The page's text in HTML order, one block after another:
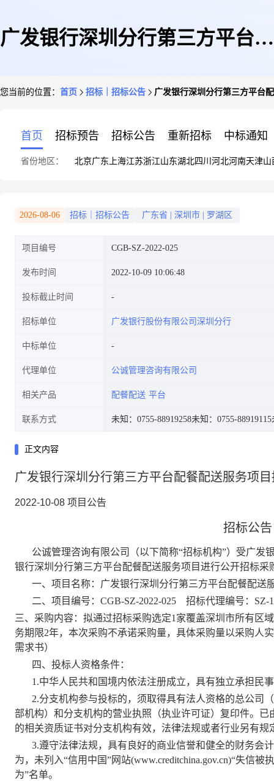
广发银行深圳分行第三方平台配
您当前的位置： 首页 招标｜招标公告 广发银行深圳分行第三方平台
首页 招标预告 招标公告 重新招标 中标通知
省份地区： 北京广东 上海江苏浙江山东湖北四川 河北河南天津山
2026-08-06 招标｜招标公告 广东省 深圳市 罗湖区
项目编号 CGB-SZ-2022-025
发布时间 2022-10-09 10:06:48
投标截止时间
招标单位 广发银行股份有限公司深圳分行
中标单位
代理单位 公诚管理咨询有限公司
相关产品 配餐配送 平台
联系方式 未知：0755-88919258未知：0755-88919115
正文内容
广发银行深圳分行第三方平台配餐配送服务项
2022-10-08 项目公告
招标公告
公诚管理咨询有限公司（以下简称“招标机构”）受广发
银行深圳分行第三方平台配餐配送服务项目进行公开招标
一、项目名称：广发银行深圳分行第三方平台配餐配送
二、项目编号：CGB-SZ-2022-025 招标代理编号：SZ-
三、采购内容： 拟通过招标采购选定1家覆盖深圳市所有区
务期限2年，本次采购不承诺采购量，具体采购量以采购人
需求书）
四、投标人资格条件：
1.中华人民共和国境内依法注册成立，具有独立承担民
2.分支机构参与投标的，须取得具有法人资格的总公司
部机构）和分支机构的营业执照（执业许可证）复印件。
的相关资质证书对分支机构有效，法律法规或者行业另有规
3.遵守法律法规，具有良好的商业信誉和健全的财务会
为，未列入“信用中国”网站(www.creditchina.gov.cn)“失信
为”名单。